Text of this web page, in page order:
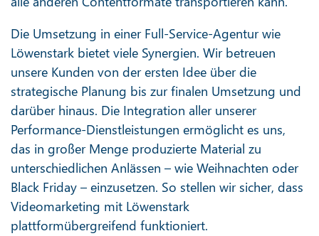
Die Umsetzung in einer Full-Service-Agentur wie
Löwenstark bietet viele Synergien. Wir betreuen
unsere Kunden von der ersten Idee über die
strategische Planung bis zur finalen Umsetzung und
darüber hinaus. Die Integration aller unserer
Performance-Dienstleistungen ermöglicht es uns,
das in großer Menge produzierte Material zu
unterschiedlichen Anlässen – wie Weihnachten oder
Black Friday – einzusetzen. So stellen wir sicher, dass
Videomarketing mit Löwenstark
plattformübergreifend funktioniert.